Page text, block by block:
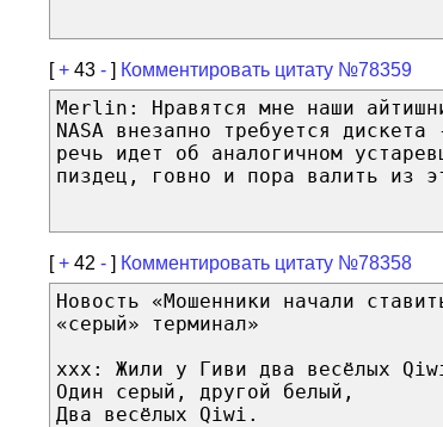
[+ 43 - ] Комментировать цитату №78359
Merlin: Нравятся мне наши
NASA внезапно требуется
речь идет об аналогичном
пиздец, говно и пора валить из
[+ 42 - ] Комментировать цитату №78358
Новость «Мошенники начали
«серый» терминал»
xxx: Жили у Гиви два весёлых
Один серый, другой белый,
Два весёлых Qiwi.